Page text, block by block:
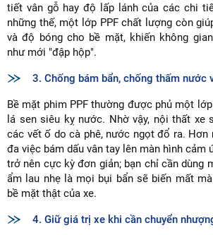
tiết vân gỗ hay độ lấp lánh của các chi
những thế, một lớp PPF chất lượng còn
và độ bóng cho bề mặt, khiến không
như mới "đập hộp".
3. Chống bám bẩn, chống thấm nước
Bề mặt phim PPF thường được phủ một
lá sen siêu kỵ nước. Nhờ vậy, nội thất xe
các vết ố do cà phê, nước ngọt đổ ra. Hơn
đa việc bám dấu vân tay lên màn hình cảm
trở nên cực kỳ đơn giản; bạn chỉ cần dùng
ẩm lau nhẹ là mọi bụi bẩn sẽ biến mất
bề mặt thật của xe.
4. Giữ giá trị xe khi cần chuyển